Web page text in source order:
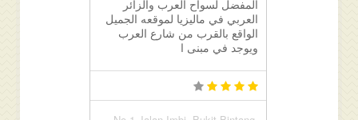
المفضل لسواح العرب والزائر
العربي في ماليزيا لموقعه الجميل
الواقع بالقرب من شارع العرب
ويوجد في مبنى ا